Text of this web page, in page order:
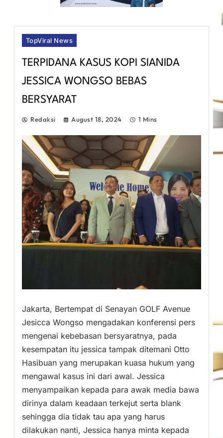
TopViral News
TERPIDANA KASUS KOPI SIANIDA
JESSICA WONGSO BEBAS
BERSYARAT
Redaksi August 18, 2024 1 Mins
Jakarta, Bertempat di Senayan GOLF Avenue
Jesicca Wongso mengadakan konferensi pers
mengenai kebebasan bersyaratnya, pada
kesempatan itu jessica tampak ditemani Otto
Hasibuan yang merupakan kuasa hukum yang
mengawal kasus ini dari awal. Jessica
menyampaikan kepada para awak media bawa
dirinya dalam keadaan terkejut serta blank
sehingga dia tidak tau apa yang harus
dilakukan nanti, Jessica hanya minta kepada